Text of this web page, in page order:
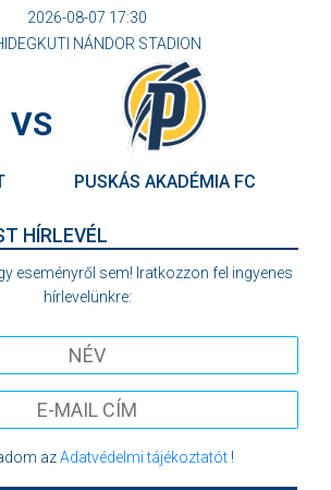
2026-08-07 17:30
NÁNDOR STADION
VS
PUSKÁS AKADÉMIA FC
HÍRLEVÉL
eseményről sem! Iratkozzon fel ingyenes
hírlevelünkre:
azAdatvédelmi tájékoztatót!